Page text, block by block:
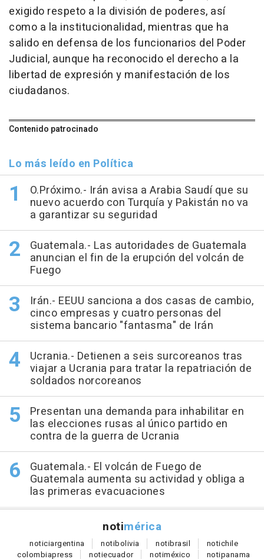
exigido respeto a la división de poderes, así
como a la institucionalidad, mientras que ha
salido en defensa de los funcionarios del Poder
Judicial, aunque ha reconocido el derecho a la
libertad de expresión y manifestación de los
ciudadanos.
Contenido patrocinado
Lo más leído en Política
O.Próximo.- Irán avisa a Arabia Saudí que su
nuevo acuerdo con Turquía y Pakistán no va
a garantizar su seguridad
Guatemala.- Las autoridades de Guatemala
anuncian el fin de la erupción del volcán de
Fuego
Irán.- EEUU sanciona a dos casas de cambio,
cinco empresas y cuatro personas del
sistema bancario "fantasma" de Irán
Ucrania.- Detienen a seis surcoreanos tras
viajar a Ucrania para tratar la repatriación de
soldados norcoreanos
Presentan una demanda para inhabilitar en
las elecciones rusas al único partido en
contra de la guerra de Ucrania
Guatemala.- El volcán de Fuego de
Guatemala aumenta su actividad y obliga a
las primeras evacuaciones
notimérica
noticiargentina notibolivia notibrasil notichile
colombiapress notiecuador notiméxico notipanama